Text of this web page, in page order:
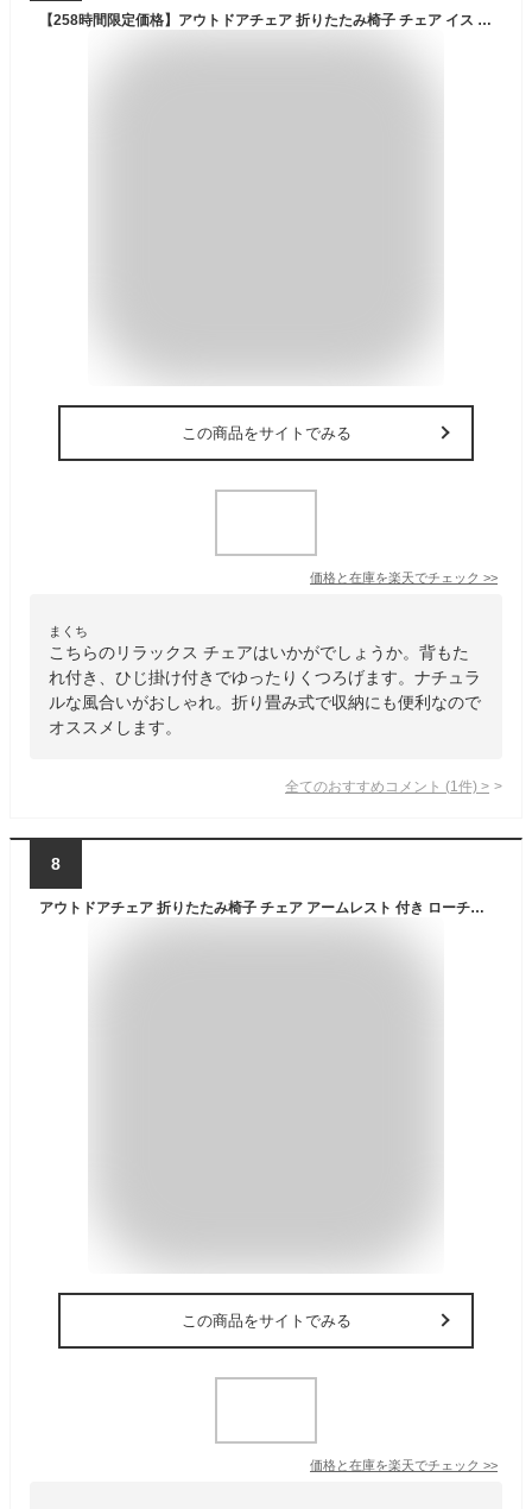
【258時間限定価格】アウトドアチェア 折りたたみ椅子 チェア イス アウトドア チェアー 折りたたみ 背もたれ付 アームチェア バーベキュー ファミリー 初心者 BBQ お花見 公園 運動会 レジャー 屋外 室内 簡単組立 アームレスト 付き ローチェア キャンプ
この商品をサイトでみる
価格と在庫を楽天でチェック >>
まくち
こちらのリラックス チェアはいかがでしょうか。背もた
れ付き、ひじ掛け付きでゆったりくつろげます。ナチュラ
ルな風合いがおしゃれ。折り畳み式で収納にも便利なので
オススメします。
全てのおすすめコメント (1 件) >
8
アウトドアチェア 折りたたみ椅子 チェア アームレスト 付き ローチェア キャンプ イス アウトドア チェアー 折りたたみ 背もたれ付 アームチェア バーベキュー ファミリー 初心者 BBQ お花見 公園 運動会 レジャー 屋外 室内 簡単組立 送料無料
この商品をサイトでみる
価格と在庫を楽天でチェック >>